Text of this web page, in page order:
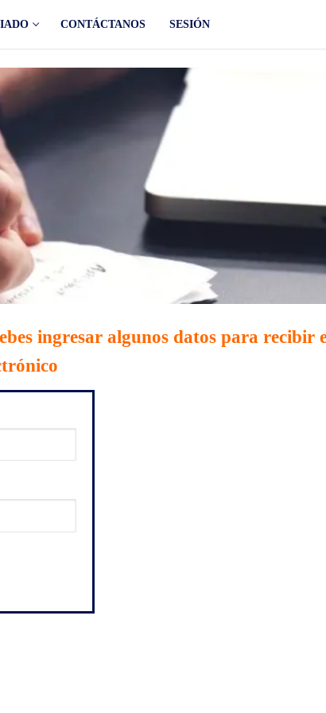
CONTÁCTANOS SESIÓN
Buscar:
ingresar algunos datos para recibir